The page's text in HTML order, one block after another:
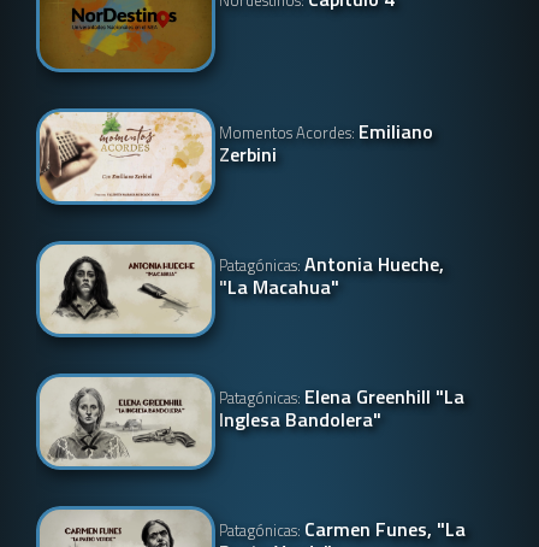
Momentos Acordes: Emiliano
Zerbini
Patagónicas:Antonia Hueche,
"La Macahua"
Patagónicas: Elena Greenhill "La
Inglesa Bandolera"
Patagónicas: Carmen Funes, "La